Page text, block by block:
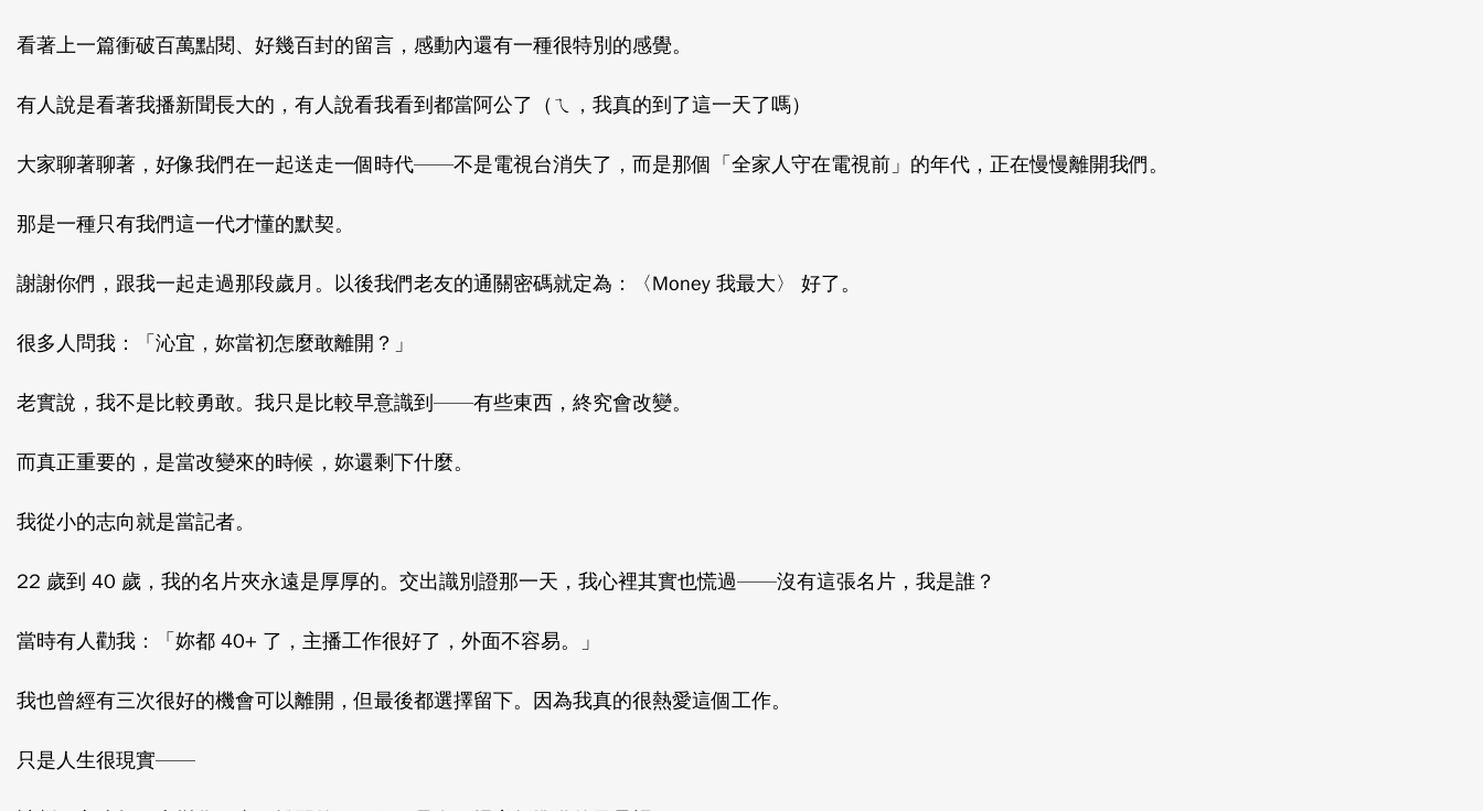
看著上一篇衝破百萬點閱、好幾百封的留言，感動內還有一種很特別的感覺。
有人說是看著我播新聞長大的，有人說看我看到都當阿公了（ㄟ，我真的到了這一天了嗎）
大家聊著聊著，好像我們在一起送走一個時代——不是電視台消失了，而是那個「全家人守在電視前」的年代，正在慢慢離開我們。
那是一種只有我們這一代才懂的默契。
謝謝你們，跟我一起走過那段歲月。以後我們老友的通關密碼就定為：〈Money 我最大〉 好了。
很多人問我：「沁宜，妳當初怎麼敢離開？」
老實說，我不是比較勇敢。我只是比較早意識到——有些東西，終究會改變。
而真正重要的，是當改變來的時候，妳還剩下什麼。
我從小的志向就是當記者。
22 歲到 40 歲，我的名片夾永遠是厚厚的。交出識別證那一天，我心裡其實也慌過——沒有這張名片，我是誰？
當時有人勸我：「妳都 40+ 了，主播工作很好了，外面不容易。」
我也曾經有三次很好的機會可以離開，但最後都選擇留下。因為我真的很熱愛這個工作。
只是人生很現實——